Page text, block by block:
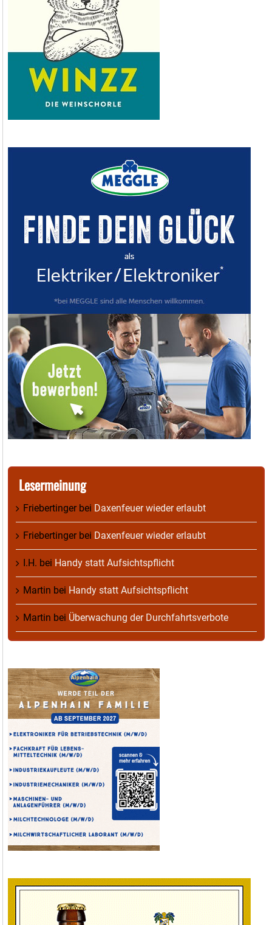
Lesermeinung
Friebertingerbei Daxenfeuer wieder erlaubt
Friebertingerbei Daxenfeuer wieder erlaubt
I.H. bei Handy statt Aufsichtspflicht
Martin bei Handy statt Aufsichtspflicht
Martin bei Überwachung der Durchfahrtsverbote